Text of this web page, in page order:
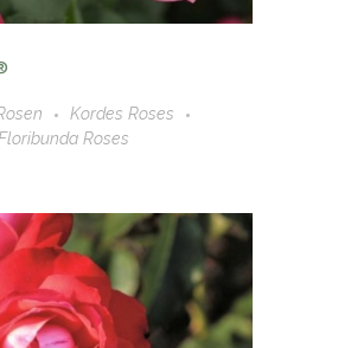
Kordes Roses
Roses